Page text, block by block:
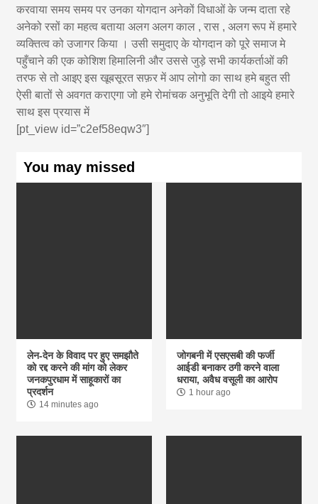
करवाया समय समय पर उनका योगदान अनेकों विधाओं के जन्म दाता रहे
अनेको रसों का महत्व बताया अलग अलग काल , रास , अलग रूप में हमारे
व्यक्तित्व को उजागर किया । उसी समुदाए के योगदान को पूरे समाज मे
पहुँचाने की एक कोशिश हिमालिनी और उससे जुड़े सभी कार्यकर्ताओं की
तरफ से तो आइए इस खूबसूरत सफ़र में आप लोगो का साथ हमे बहुत सी
ऐसी बातों से अवगत कराएगा जो हमे रोमांचक अनुभूति देगी तो आइये हमारे
साथ इस प्रयास में
[pt_view id=”c2ef58eqw3″]
You may missed
लेन-देन के विवाद पर हुए समझौते
को रद्द करने की मांग को लेकर
जनकपुरधाम में साहूकारों का
प्रदर्शन
14 minutes ago
जोगबनी में एसएसबी की फर्जी
आईडी बनाकर ठगी करने वाला
धराया, अवैध वसूली का आरोप
1 hour ago